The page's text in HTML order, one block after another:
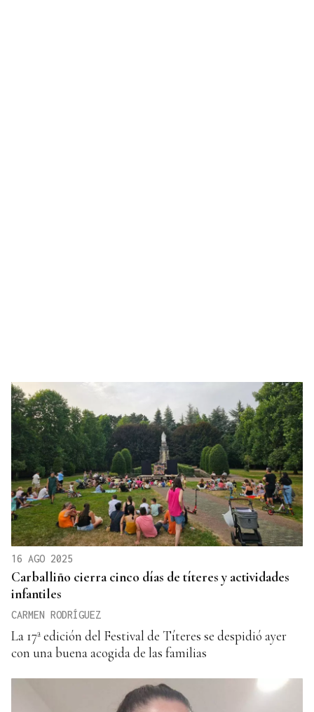
16 AGO 2025
Carballiño cierra cinco días de títeres y actividades
infantiles
CARMEN RODRÍGUEZ
La 17ª edición del Festival de Títeres se despidió ayer
con una buena acogida de las familias